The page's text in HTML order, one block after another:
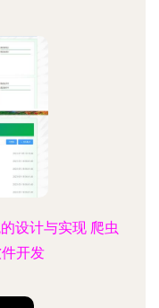
设计与实现 爬虫
开发